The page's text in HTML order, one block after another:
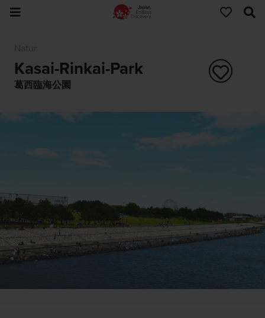
Kasai-Rinkai-Park
葛西臨海公園